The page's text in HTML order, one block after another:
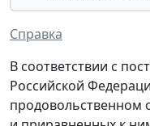
Справка
В соответствии с
Российской
продовольственном